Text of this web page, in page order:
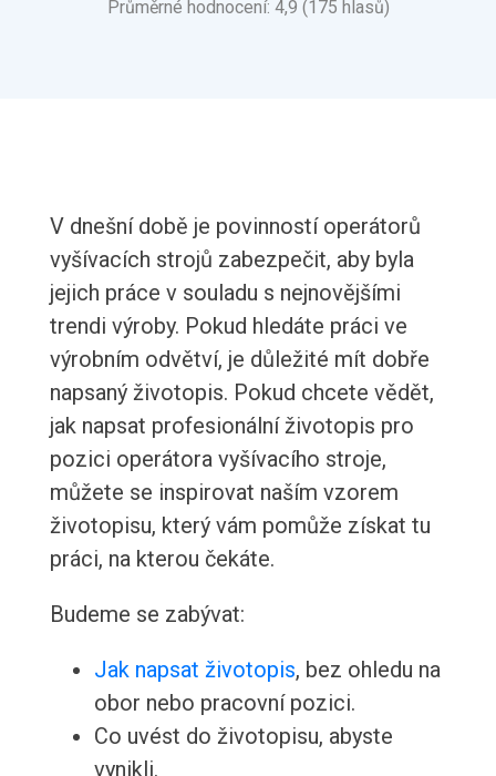
Průměrné hodnocení: 4,9 (175 hlasů)
V dnešní době je povinností operátorů
vyšívacích strojů zabezpečit, aby byla
jejich práce v souladu s nejnovějšími
trendi výroby. Pokud hledáte práci ve
výrobním odvětví, je důležité mít dobře
napsaný životopis. Pokud chcete vědět,
jak napsat profesionální životopis pro
pozici operátora vyšívacího stroje,
můžete se inspirovat naším vzorem
životopisu, který vám pomůže získat tu
práci, na kterou čekáte.
Budeme se zabývat:
Jak napsat životopis, bez ohledu na
obor nebo pracovní pozici.
Co uvést do životopisu, abyste
vynikli.